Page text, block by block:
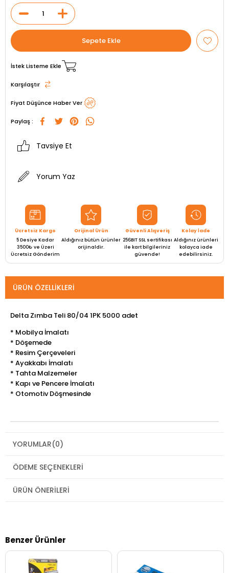
İstek Listeme Ekle
Karşılaştır
Fiyat Düşünce Haber Ver
Paylaş :
Tavsiye Et
Yorum Yaz
Ücretsiz Kargo
5 Desiye Kadar
3500₺ ve Üzeri
Ücretsiz Gönderim
Orijinal Ürün
Aldığınız bütün ürünler
orijinaldir.
Güvenli Alışveriş
256BIT SSL sertifikası
ile kart bilgileriniz
güvende!
Kolay İade
Aldığınız ürünleri
kolayca iade
edebilirsiniz.
ÜRÜN ÖZELLIKLERI
Delta Zımba Teli 80/04 1PK 5000 adet
* Mobilya İmalatı
* Döşemede
* Resim Çerçeveleri
* Ayakkabı İmalatı
* Tahta Malzemeler
* Kapı ve Pencere İmalatı
* Otomotiv Döşmesinde
YORUMLAR(0)
ÖDEME SEÇENEKLERI
ÜRÜN ÖNERILERI
Benzer Ürünler